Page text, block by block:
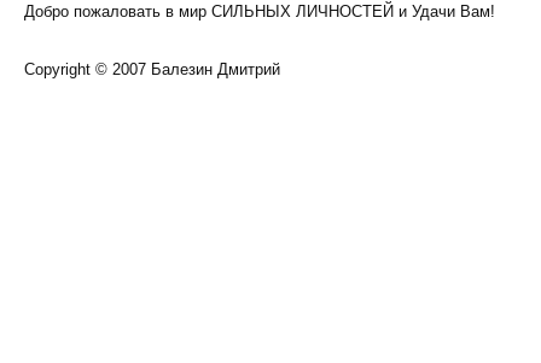
Добро пожаловать в мир СИЛЬНЫХ ЛИЧНОСТЕЙ и Удачи Вам!
Copyright © 2007 Балезин Дмитрий